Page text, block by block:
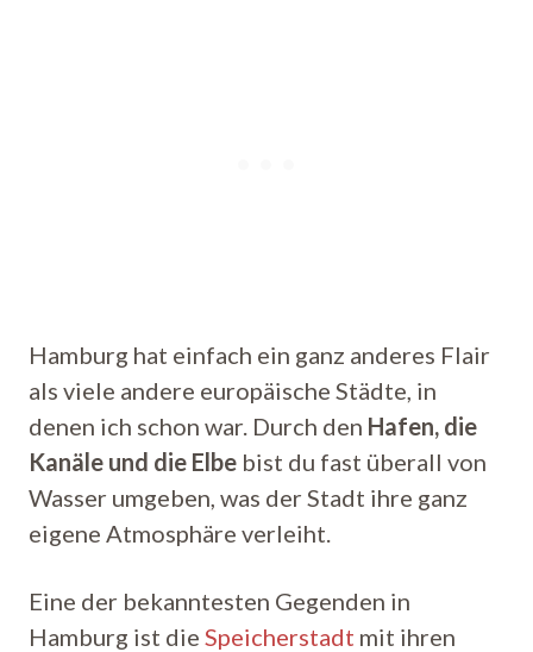
Hamburg hat einfach ein ganz anderes Flair
als viele andere europäische Städte, in
denen ich schon war. Durch den Hafen, die
Kanäle und die Elbe bist du fast überall von
Wasser umgeben, was der Stadt ihre ganz
eigene Atmosphäre verleiht.
Eine der bekanntesten Gegenden in
Hamburg ist die Speicherstadt mit ihren